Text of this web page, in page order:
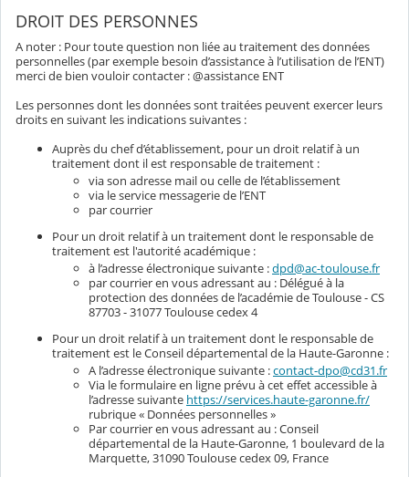
DROIT DES PERSONNES
A noter : Pour toute question non liée au traitement des données
personnelles (par exemple besoin d’assistance à l’utilisation de l’ENT)
merci de bien vouloir contacter : @assistance ENT
Les personnes dont les données sont traitées peuvent exercer leurs
droits en suivant les indications suivantes :
Auprès du chef d’établissement, pour un droit relatif à un
traitement dont il est responsable de traitement :
via son adresse mail ou celle de l’établissement
via le service messagerie de l’ENT
par courrier
Pour un droit relatif à un traitement dont le responsable de
traitement est l'autorité académique :
à l’adresse électronique suivante :dpd@ac-toulouse.fr
par courrier en vous adressant au : Délégué à la
protection des données de l’académie de Toulouse - CS
87703 - 31077 Toulouse cedex 4
Pour un droit relatif à un traitement dont le responsable de
traitement est le Conseil départemental de la Haute-Garonne :
A l’adresse électronique suivante :contact-dpo@cd31.fr
Via le formulaire en ligne prévu à cet effet accessible à
l’adresse suivante https://services.haute-garonne.fr/
rubrique « Données personnelles »
Par courrier en vous adressant au : Conseil
départemental de la Haute-Garonne, 1 boulevard de la
Marquette, 31090 Toulouse cedex 09, France